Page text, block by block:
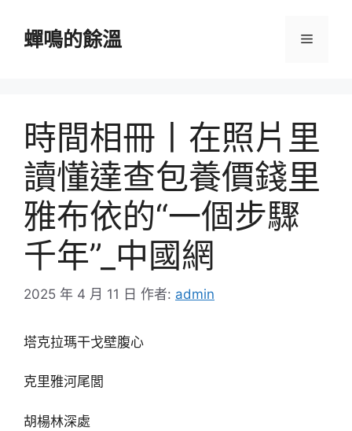
蟬鳴的餘溫 選
時間相冊丨在照片里
讀懂達查包養價錢里
雅布依的“一個步驟
千年”_中國網
2025 年 4 月 11 日 作者: admin
塔克拉瑪干戈壁腹心
克里雅河尾閭
胡楊林深處